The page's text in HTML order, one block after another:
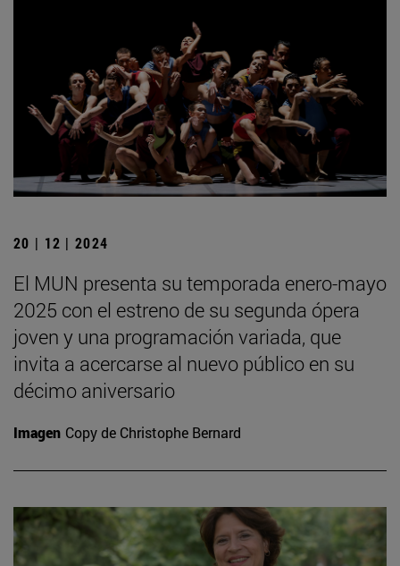
20 | 12 | 2024
El MUN presenta su temporada enero-mayo
2025 con el estreno de su segunda ópera
joven y una programación variada, que
invita a acercarse al nuevo público en su
décimo aniversario
Imagen Copy de Christophe Bernard